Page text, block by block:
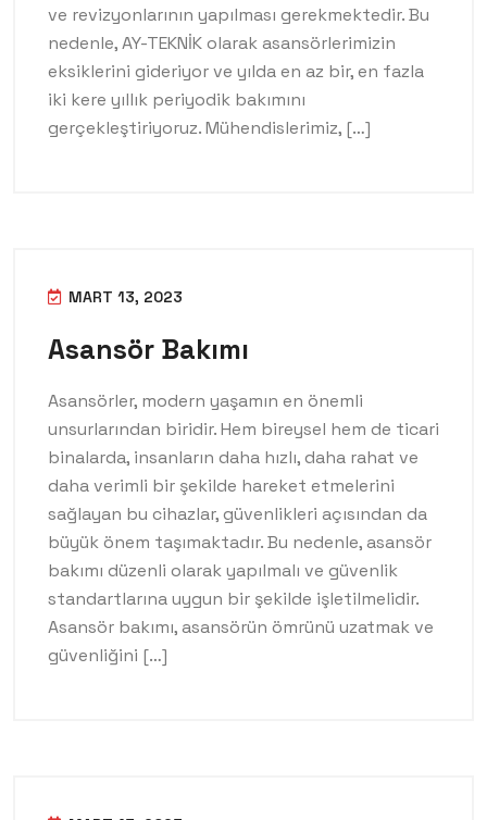
ve revizyonlarının yapılması gerekmektedir. Bu
nedenle, AY-TEKNİK olarak asansörlerimizin
eksiklerini gideriyor ve yılda en az bir, en fazla
iki kere yıllık periyodik bakımını
gerçekleştiriyoruz. Mühendislerimiz, […]
MART 13, 2023
Asansör Bakımı
Asansörler, modern yaşamın en önemli
unsurlarından biridir. Hem bireysel hem de ticari
binalarda, insanların daha hızlı, daha rahat ve
daha verimli bir şekilde hareket etmelerini
sağlayan bu cihazlar, güvenlikleri açısından da
büyük önem taşımaktadır. Bu nedenle, asansör
bakımı düzenli olarak yapılmalı ve güvenlik
standartlarına uygun bir şekilde işletilmelidir.
Asansör bakımı, asansörün ömrünü uzatmak ve
güvenliğini […]